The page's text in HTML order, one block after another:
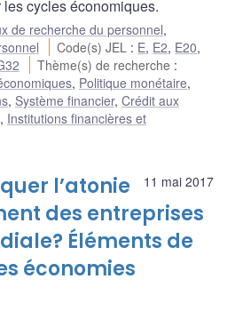
cycles économiques.
de recherche du personnel,
Code(s) JEL : E, E2, E20,
Thème(s) de recherche :
, Politique monétaire,
, Système financier, Crédit aux
, Institutions financières et
11 mai 2017
l’atonie
des entreprises
Éléments de
économies